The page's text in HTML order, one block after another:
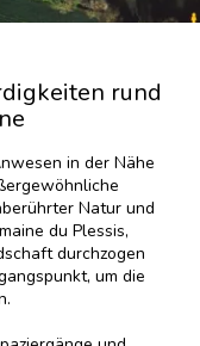
rund
in der Nähe
Natur und
du Plessis,
durchzogen
um die